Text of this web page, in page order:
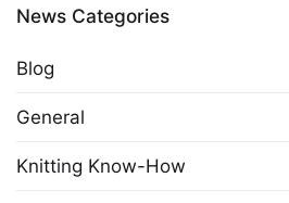
News Categories
Blog
General
Knitting Know-How